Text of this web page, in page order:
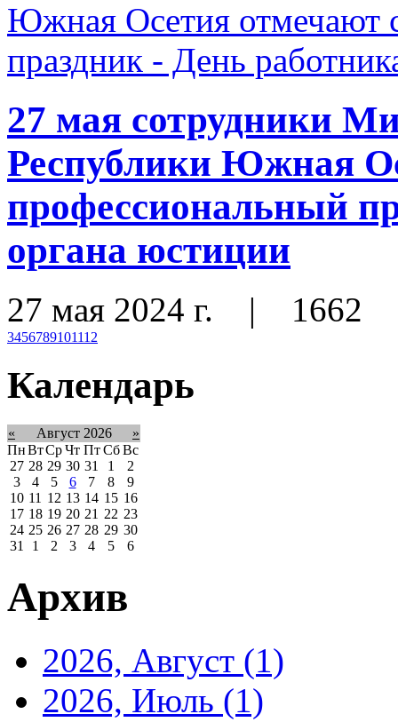
27 мая сотрудники
Республики Южная
профессиональный
органа юстиции
27 мая 2024 г. | 1662
3456789101112
Календарь
« Август 2026
»
ПнВтСрЧт Пт Сб Вс
27 28 29 30 31 1
2
3
4 5 6 7 8
9
10 11 12 13 14 15 16
17 18 19 20 21 22 23
24 25 26 27 28 29 30
31
1 2 3 4 5 6
Архив
2026, Август (1)
2026, Июль (1)